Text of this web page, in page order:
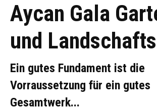
Aycan Gala
und
Ein gutes Fundament ist die
Vorraussetzung für ein gutes
Gesamtwerk...